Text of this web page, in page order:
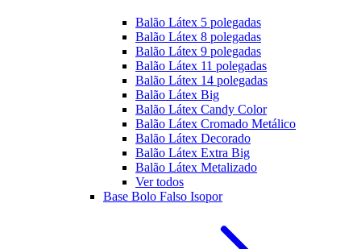
Balão Látex 5 polegadas
Balão Látex 8 polegadas
Balão Látex 9 polegadas
Balão Látex 11 polegadas
Balão Látex 14 polegadas
Balão Látex Big
Balão Látex Candy Color
Balão Látex Cromado Metálico
Balão Látex Decorado
Balão Látex Extra Big
Balão Látex Metalizado
Ver todos
Base Bolo Falso Isopor